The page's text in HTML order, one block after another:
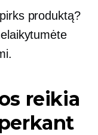
produktą?
reikia